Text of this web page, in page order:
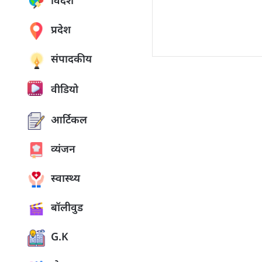
प्रदेश
संपादकीय
वीडियो
आर्टिकल
व्यंजन
स्वास्थ्य
बॉलीवुड
G.K